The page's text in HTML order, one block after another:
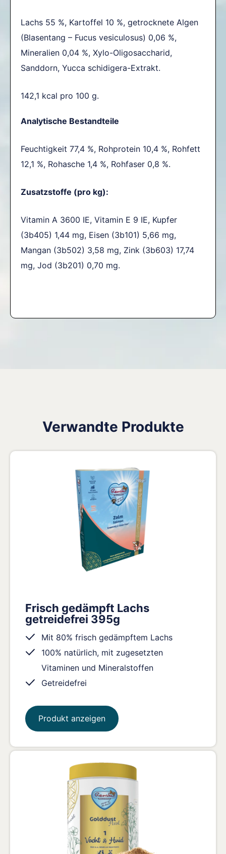
Lachs 55 %, Kartoffel 10 %, getrocknete Algen
(Blasentang – Fucus vesiculosus) 0,06 %,
Mineralien 0,04 %, Xylo-Oligosaccharid,
Sanddorn, Yucca schidigera-Extrakt.
142,1 kcal pro 100 g.
Analytische Bestandteile
Feuchtigkeit 77,4 %, Rohprotein 10,4 %, Rohfett
12,1 %, Rohasche 1,4 %, Rohfaser 0,8 %.
Zusatzstoffe (pro kg):
Vitamin A 3600 IE, Vitamin E 9 IE, Kupfer
(3b405) 1,44 mg, Eisen (3b101) 5,66 mg,
Mangan (3b502) 3,58 mg, Zink (3b603) 17,74
mg, Jod (3b201) 0,70 mg.
Verwandte Produkte
Frisch gedämpft Lachs
getreidefrei 395g
Mit 80% frisch gedämpftem Lachs
100% natürlich, mit zugesetzten
Vitaminen und Mineralstoffen
Getreidefrei
Produkt anzeigen